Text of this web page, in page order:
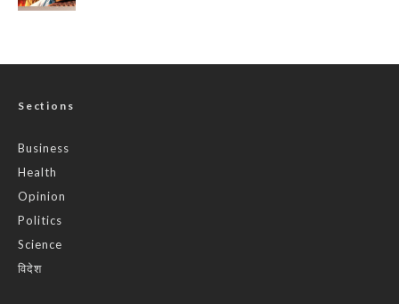
Sections
Business
Health
Opinion
Politics
Science
विदेश